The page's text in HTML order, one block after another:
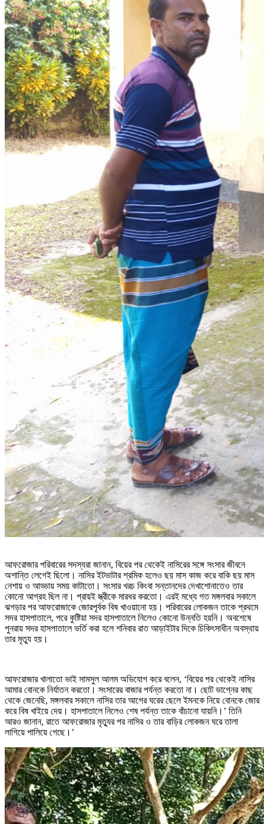
আফরোজার পরিবারের সদস্যরা জানান, বিয়ের পর থেকেই নাসিরের সঙ্গে সংসার জীবনে
অশান্তি লেগেই ছিলো। নাসির ইটভাটার শ্রমিক হলেও ছয় মাস কাজ করে বাকি ছয় মাস
নেশায় ও আড্ডায় সময় কাটাতো। সংসার খরচ কিংবা সন্তানদের দেখাশোনাতেও তার
কোনো আগ্রহ ছিল না। প্রায়ই স্ত্রীকে মারধর করতো। এরই মধ্যে গত মঙ্গলবার সকালে
ঝগড়ার পর আফরোজাকে জোরপূর্বক বিষ খাওয়ানো হয়। পরিবারের লোকজন তাকে প্রথমে
সদর হাসপাতালে, পরে কুষ্টিয়া সদর হাসপাতালে নিলেও কোনো উন্নতি হয়নি। অবশেষে
পুনরায় সদর হাসপাতালে ভর্তি করা হলে শনিবার রাত আড়াইটার দিকে চিকিৎসাধীন অবস্থায়
তার মৃত্যু হয়।
আফরোজার খালাতো ভাই সামসুল আলম অভিযোগ করে বলেন, ‘বিয়ের পর থেকেই নাসির
আমার বোনকে নির্যাতন করতো। সংসারের বাজার পর্যন্ত করতো না। ছোট ভাগ্নের কাছ
থেকে জেনেছি, মঙ্গলবার সকালে নাসির তার আগের ঘরের ছেলে ইমনকে নিয়ে বোনকে জোর
করে বিষ খাইয়ে দেয়। হাসপাতালে নিলেও শেষ পর্যন্ত তাকে বাঁচানো যায়নি।’ তিনি
আরও জানান, রাতে আফরোজার মৃত্যুর পর নাসির ও তার বাড়ির লোকজন ঘরে তালা
লাগিয়ে পালিয়ে গেছে।’